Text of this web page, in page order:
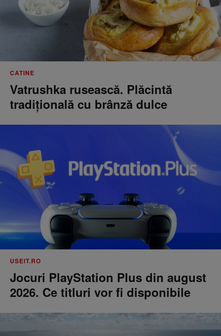
CATINE
Vatrushka rusească. Plăcintă
tradițională cu brânză dulce
USEIT.RO
Jocuri PlayStation Plus din august
2026. Ce titluri vor fi disponibile